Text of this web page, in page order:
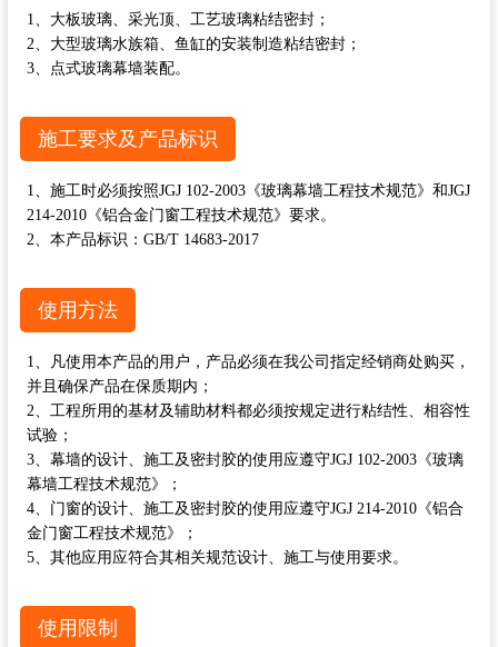
1、大板玻璃、采光顶、工艺玻璃粘结密封；
2、大型玻璃水族箱、鱼缸的安装制造粘结密封；
3、点式玻璃幕墙装配。
施工要求及产品标识
1、施工时必须按照JGJ 102-2003《玻璃幕墙工程技术规范》和JGJ
214-2010《铝合金门窗工程技术规范》要求。
2、本产品标识：GB/T 14683-2017
使用方法
1、凡使用本产品的用户，产品必须在我公司指定经销商处购买，
并且确保产品在保质期内；
2、工程所用的基材及辅助材料都必须按规定进行粘结性、相容性
试验；
3、幕墙的设计、施工及密封胶的使用应遵守JGJ 102-2003《玻璃
幕墙工程技术规范》；
4、门窗的设计、施工及密封胶的使用应遵守JGJ 214-2010《铝合
金门窗工程技术规范》；
5、其他应用应符合其相关规范设计、施工与使用要求。
使用限制